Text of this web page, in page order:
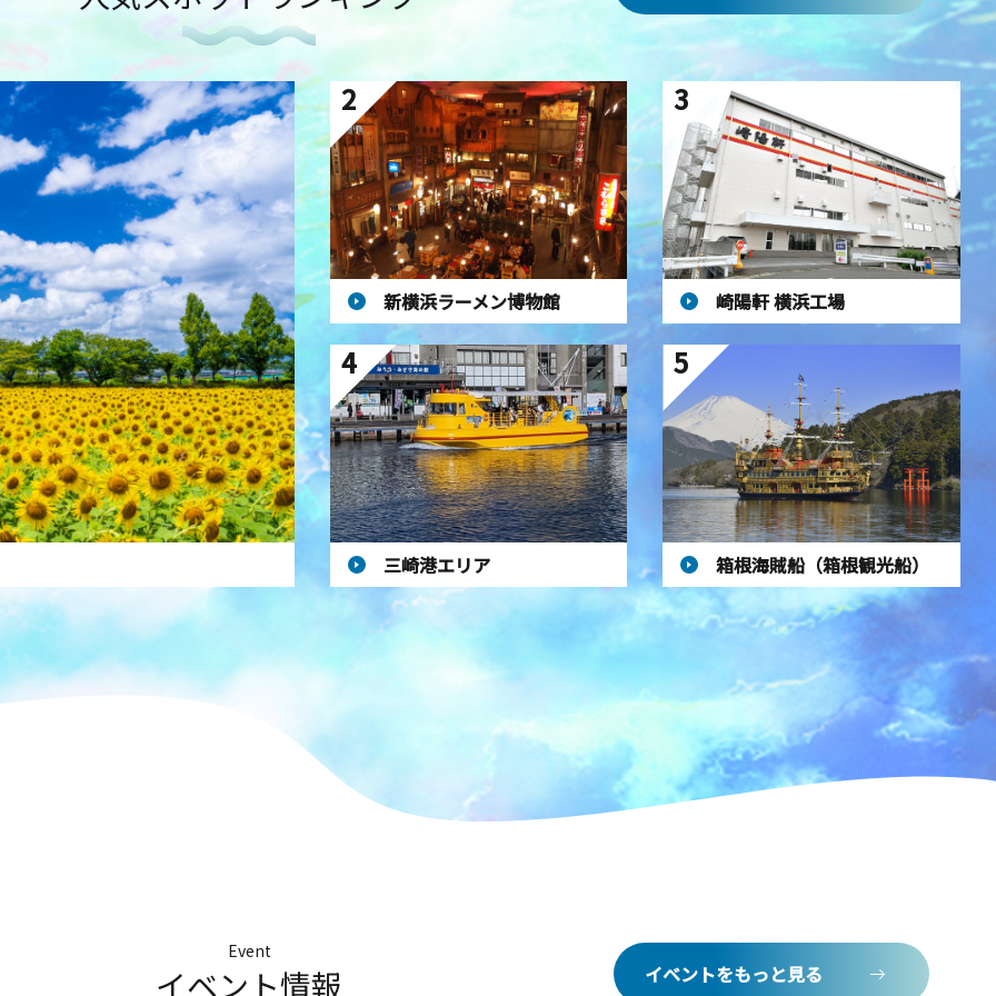
2
新横浜ラーメン博物館
3
崎陽軒 横浜工場
4
三崎港エリア
5
箱根海賊船（箱根観光船）
イベントをもっと見る
Event
イベント情報